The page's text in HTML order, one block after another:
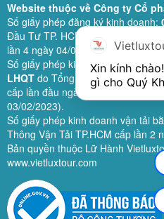
Website thuộc về Công ty Cổ
Số giấy phép đăng ký kinh doanh:
Đầu Tư TP. HCM cấp lần đầu
lần 4 ngày 04/06/2024).
Số giấy phép kinh doanh lữ hành
LHQTdo Tổng Cục Du Lịch (nay
cấp lần đầu ngày 26/09/2019 (sửa
03/02/2023).
Số giấy phép kinh doanh vận tải
Thông Vận Tải TP.HCM cấp lần 2
Bản quyền thuộc Lữ Hành
www.vietluxtour.com
Xin kính
gì cho Quý